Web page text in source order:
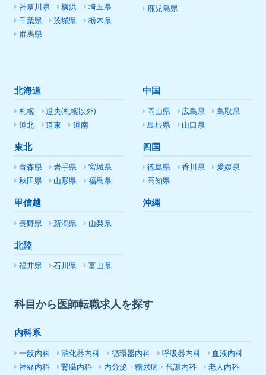
神奈川県 横浜
埼玉県
千葉県
茨城県
栃木県
群馬県
鹿児島県
北海道
札幌
道央(札幌以外)
道北
道東 道南
東北
青森県 岩手県
宮城県
秋田県
山形県 福島県
甲信越
長野県 新潟県 山梨県
北陸
福井県 石川県 富山県
中国
岡山県 広島県
鳥取県
島根県
山口県
四国
徳島県 香川県
愛媛県
高知県
沖縄
科目から医師転職求人を探す
内科系
一般内科 消化器内科 循環器内科 呼吸器内科
血液内科
神経内科
腎臓内科 内分泌・糖尿病・代謝内科
老人内科